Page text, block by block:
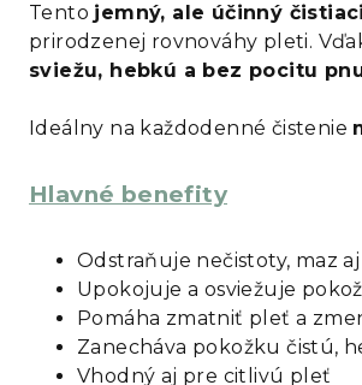
Tento jemný, ale účinný
prirodzenej rovnováhy pleti.
sviežu, hebkú a bez pocitu
Ideálny na každodenné čistenie
Hlavné benefity
Odstraňuje nečistoty, maz
Upokojuje a osviežuje
Pomáha zmatniť pleť a
Zanecháva pokožku čistú,
Vhodný aj pre citlivú pleť